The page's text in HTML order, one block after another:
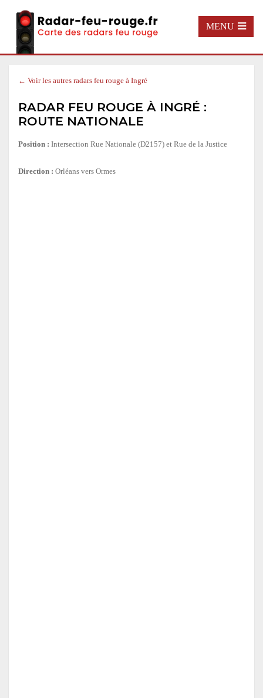
MENU
← Voir les autres radars feu rouge à Ingré
RADAR FEU ROUGE À INGRÉ :
ROUTE NATIONALE
Position : Intersection Rue Nationale (D2157) et Rue de la Justice
Direction : Orléans vers Ormes